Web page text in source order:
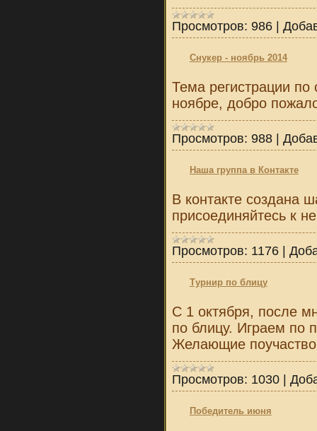
Просмотров: 986
Снукер - ноябрь 2014
Тема регистрации
ноябре, добро
Просмотров: 988
Наша группа в Контакте
В контакте создана
присоединяйтесь к
Просмотров: 1176
Турнир по блицу
С 1 октября, после
по блицу. Играем по
Желающие
Просмотров: 1030
Победитель июня